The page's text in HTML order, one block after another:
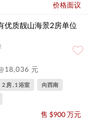
价格面议
优质靓山海景2房单位
元
2 房 , 1 浴室 向西南
售 $900 万元